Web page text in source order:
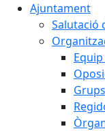
Ajuntament
Salutació